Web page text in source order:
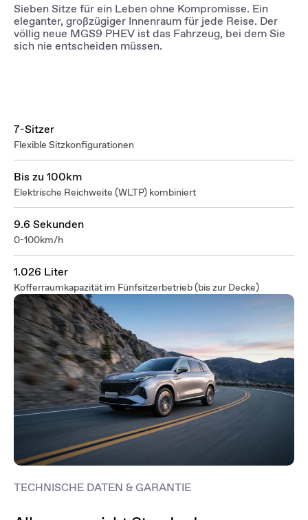
Sieben Sitze für ein Leben ohne Kompromisse. Ein
eleganter, großzügiger Innenraum für jede Reise. Der
völlig neue MGS9 PHEV ist das Fahrzeug, bei dem Sie
sich nie entscheiden müssen.
7-Sitzer
Flexible Sitzkonfigurationen
Bis zu 100km
Elektrische Reichweite (WLTP) kombiniert
9.6 Sekunden
0-100km/h
1.026 Liter
Kofferraumkapazität im Fünfsitzerbetrieb (bis zur Decke)
TECHNISCHE DATEN & GARANTIE